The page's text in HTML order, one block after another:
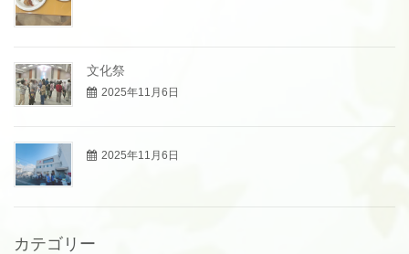
文化祭
2025年11月6日
2025年11月6日
カテゴリー